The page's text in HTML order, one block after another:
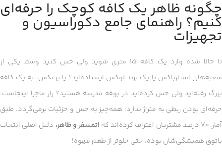
چگونه ظاهر یک کافه کوچک را حرفه‌ای
کنیم؟ راهنمای جامع دکوراسیون و
تجهیزات
تا حالا شده وارد یک کافه ۱۵ متری شوید ولی حس کنید وسط یکی از
شعبه‌های استارباکس یا یک برند لوکس ایستاده‌اید؟ یا برعکس، به یک کافه
بزرگ رفته‌اید ولی حس کرده‌اید در بوفه مدرسه هستید؟ راز ماجرا اینجاست:
حرفه‌ای بودن ربطی به متراژ ندارد؛ همه‌چیز به حس و جزئیات برمی‌گردد. طبق
آمار، ۷۰ درصد مشتریان اعتراف کرده‌اند که
اتمسفر و ظاهر، دلیل اصلی انتخاب
پاتوق همیشگی‌شان بوده، حتی جلوتر از طعم قهوه!